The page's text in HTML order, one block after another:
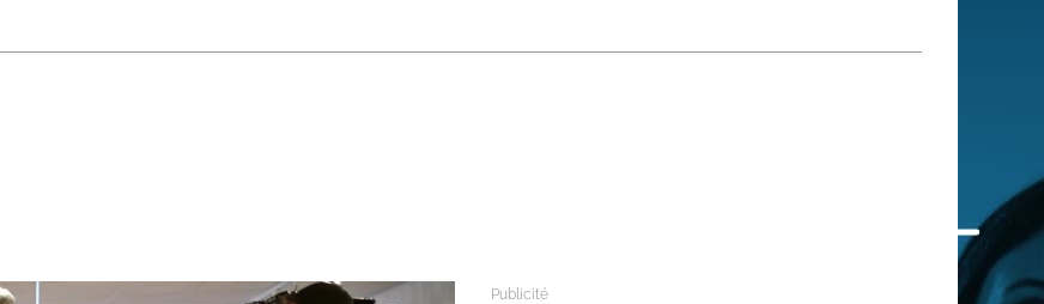
Avec nos focus diplômes
Ses démarches